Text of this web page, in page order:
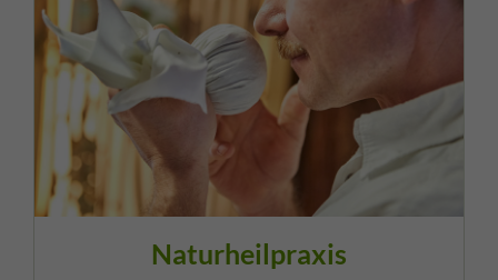
Naturheilpraxis